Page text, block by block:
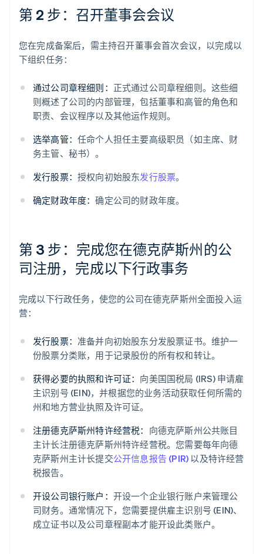
第 2 步：召开董事会会议
您在完成备案后，需主持召开董事会首次会议，以完成以
下组织任务：
通过公司章程细则： 正式通过公司章程细则。这些细
则概述了公司的内部管理，包括董事和高管的角色和
职责、会议程序以及其他运作规则。
选举高管： 任命个人担任主要高级职员（如主席、财
务主管、秘书）。
发行股票： 授权向初始股东发行股票。
确定财政年度：确定公司的财政年度。
第 3 步：完成您在德克萨斯州的公
司注册，完成以下行政事务
完成以下行政任务，使您的公司在德克萨斯州全面投入运
营：
发行股票： 准备并向初始股东分发股票证书。维护一
份股票分类账，用于记录股份的所有权和转让。
获得必要的执照和许可证： 向美国国税局 (IRS) 申请雇
主识别号 (EIN)，并根据您的业务活动获取任何所需的
州和地方营业执照及许可证。
注册德克萨斯州特许经营税： 向德克萨斯州公共账目
主计长注册德克萨斯州特许经营税。您需要每年向德
克萨斯州主计长提交公开信息报告 (PIR) 以及特许经营
税报告。
开设公司银行账户： 开设一个企业银行账户来管理公
司财务。通常情况下，您需要提供雇主识别号 (EIN)、
成立证书以及公司章程副本才能开设此类账户。